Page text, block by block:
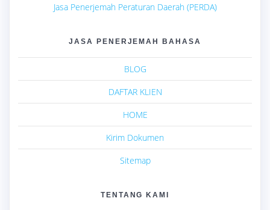
Jasa Penerjemah Peraturan Daerah (PERDA)
JASA PENERJEMAH BAHASA
BLOG
DAFTAR KLIEN
HOME
Kirim Dokumen
Sitemap
TENTANG KAMI